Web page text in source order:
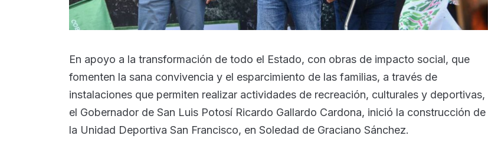
En apoyo a la transformación de todo el Estado, con obras de impacto social, que
fomenten la sana convivencia y el esparcimiento de las familias, a través de
instalaciones que permiten realizar actividades de recreación, culturales y deportivas,
el Gobernador de San Luis Potosí Ricardo Gallardo Cardona, inició la construcción de
la Unidad Deportiva San Francisco, en Soledad de Graciano Sánchez.